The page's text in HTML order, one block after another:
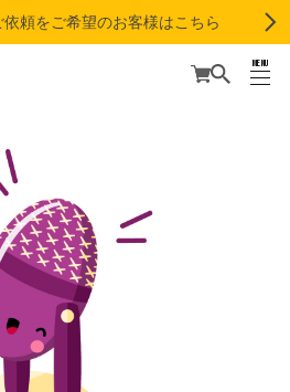
依頼をご希望のお客様はこちら
MENU
CLOSE